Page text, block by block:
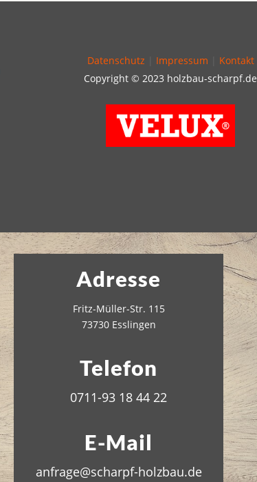
Datenschutz Impressum
Kontakt
Copyright © 2023 holzbau-scharpf.de
Adresse
Fritz-Müller-Str. 115
73730 Esslingen
Telefon
0711-93 18 44 22
E-Mail
anfrage@scharpf-holzbau.de